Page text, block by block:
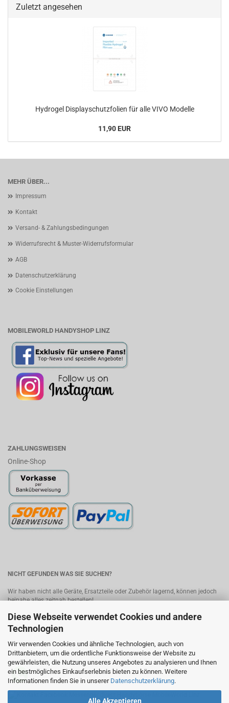
Diese Webseite verwendet Cookies und andere
Technologien
Wir verwenden Cookies und ähnliche Technologien, auch von
Drittanbietern, um die ordentliche Funktionsweise der Website zu
gewährleisten, die Nutzung unseres Angebotes zu analysieren und Ihnen
ein bestmögliches Einkaufserlebnis bieten zu können. Weitere
Informationen finden Sie in unserer Datenschutzerklärung.
Alle Akzeptieren
Zuletzt angesehen
Hydrogel Displayschutzfolien für alle VIVO Modelle
11,90 EUR
MEHR ÜBER...
Impressum
Kontakt
Versand- & Zahlungsbedingungen
Widerrufsrecht & Muster-Widerrufsformular
AGB
Datenschutzerklärung
Cookie Einstellungen
MOBILEWORLD HANDYSHOP LINZ
ZAHLUNGSWEISEN
Online-Shop
NICHT GEFUNDEN WAS SIE SUCHEN?
Wir haben nicht alle Geräte, Ersatzteile oder Zubehör lagernd, können jedoch
beinahe alles zeitnah bestellen!
Bitte senden Sie uns Ihre Anfrage, wir melden uns umgehend mit einem
Angebot.Kontakt
MobileWorld - Ihr Online-Handyshop in Linz